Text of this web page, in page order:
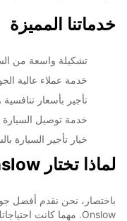
خدماتنا المميزة
تشكيلة واسعة من
خدمة عملاء عالية
تأجير بأسعار
خدمة توصيل السيارة
خيار تأجير السيارة
لماذا تختار Europcar Onslow؟
باختصار، نحن نقدم أفضل
Onslow. مهما كانت احتياجاتك، نحن هنا لنلبيها بأفضل الطرق الممكنة.